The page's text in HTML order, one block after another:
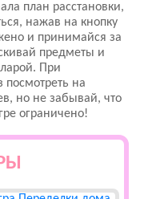
план расстановки,
нажав на кнопку
и принимайся за
предметы и
При
на
но не забывай, что
ограничено!